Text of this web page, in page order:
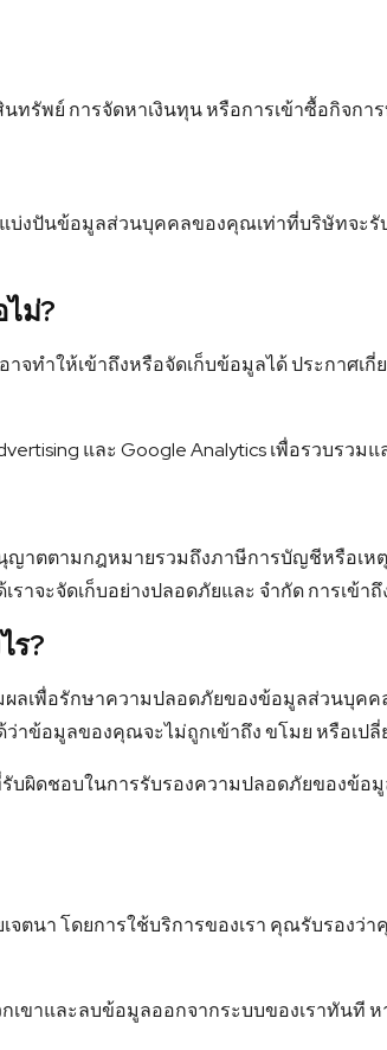
ทรัพย์ การจัดหาเงินทุน หรือการเข้าซื้อกิจ
งปันข้อมูลส่วนบุคคลของคุณเท่าที่บริษัทจะ
ม่?
ทำให้เข้าถึงหรือจัดเก็บข้อมูลได้ ประกาศเ
และ Google Analytics เพื่อรวบรว
าตตามกฎหมายรวมถึงภาษีการบัญชีหรือเห
จะจัดเก็บอย่างปลอดภัยและ จํากัด การเข้า
ร?
ลเพื่อรักษาความปลอดภัยของข้อมูลส่วนบุคค
าข้อมูลของคุณจะไม่ถูกเข้าถึง ขโมย หรือเ
ดชอบในการรับรองความปลอดภัยของข้อมู
ตนา โดยการใช้บริการของเรา คุณรับรอง
ขาและลบข้อมูลออกจากระบบของเราทันที